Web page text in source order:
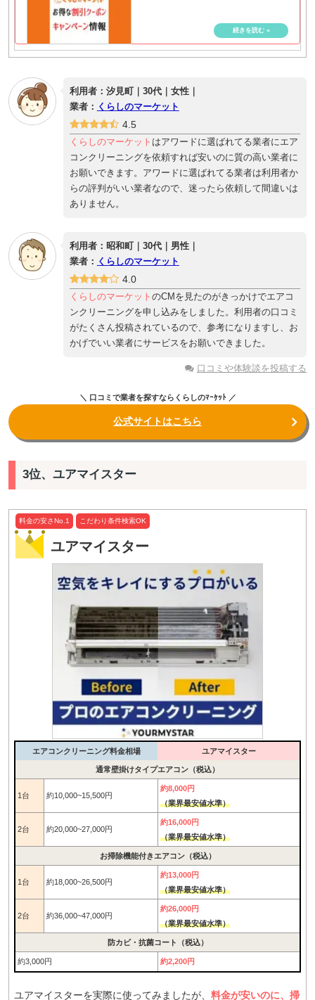
利用者：汐見町｜30代｜女性｜
業者： くらしのマーケット
4.5
くらしのマーケット はアワードに選ばれてる業者にエア
コンクリーニングを依頼すれば安いのに質の高い業者に
お願いできます。アワードに選ばれてる業者は利用者か
らの評判がいい業者なので、迷ったら依頼して間違いは
ありません。
利用者：昭和町｜30代｜男性｜
業者： くらしのマーケット
4.0
くらしのマーケット のCMを見たのがきっかけでエアコ
ンクリーニングを申し込みをしました。利用者の口コミ
がたくさん投稿されているので、参考になりますし、お
かげでいい業者にサービスをお願いできました。
口コミや体験談を投稿する
＼ 口コミで業者を探すならくらしのﾏｰｹｯﾄ ／
公式サイトはこちら
3位、ユアマイスター
料金の安さNo.1 こだわり条件検索OK
ユアマイスター
エアコンクリーニング料金相場 ユアマイスター
通常壁掛けタイプエアコン（税込）
1台 約10,000~15,500円
約8,000円
（業界最安値水準）
2台 約20,000~27,000円
約16,000円
（業界最安値水準）
お掃除機能付きエアコン（税込）
1台 約18,000~26,500円
約13,000円
（業界最安値水準）
2台 約36,000~47,000円
約26,000円
（業界最安値水準）
防カビ・抗菌コート（税込）
約3,000円 約2,200円
ユアマイスターを実際に使ってみましたが、 料金が安いのに、掃